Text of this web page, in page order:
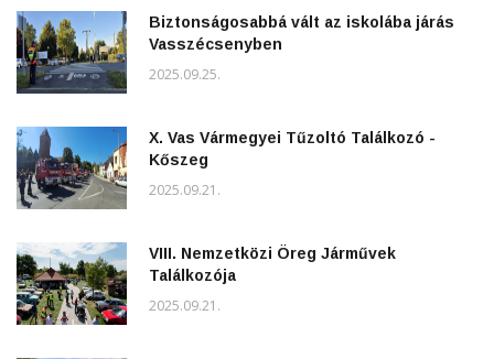
Biztonságosabbá vált az iskolába járás
Vasszécsenyben
2025.09.25.
X. Vas Vármegyei Tűzoltó Találkozó -
Kőszeg
2025.09.21.
VIII. Nemzetközi Öreg Járművek
Találkozója
2025.09.21.